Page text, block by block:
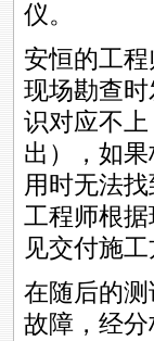
仪。
安恒的工
现场勘查
识对应不
出），如
用时无法
工程师根
见交付施
在随后的
故障，经